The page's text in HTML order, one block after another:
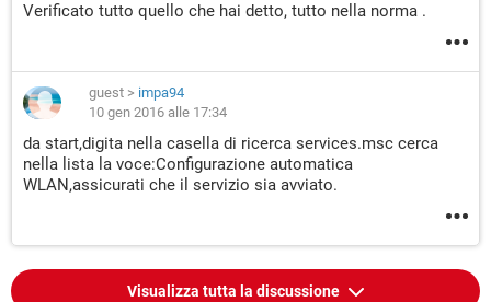
Verificato tutto quello che hai detto, tutto nella norma .
guest > impa94
10 gen 2016 alle 17:34
da start,digita nella casella di ricerca services.msc cerca
nella lista la voce:Configurazione automatica
WLAN,assicurati che il servizio sia avviato.
Visualizza tutta la discussione